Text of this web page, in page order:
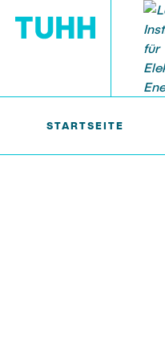
STARTSEITE
FORSCHUNG
LEHRE
PERSONAL